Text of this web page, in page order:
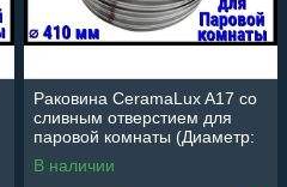
Раковина CeramaLux A17 со
сливным отверстием для
паровой комнаты (Диаметр:
410 мм)
В наличии